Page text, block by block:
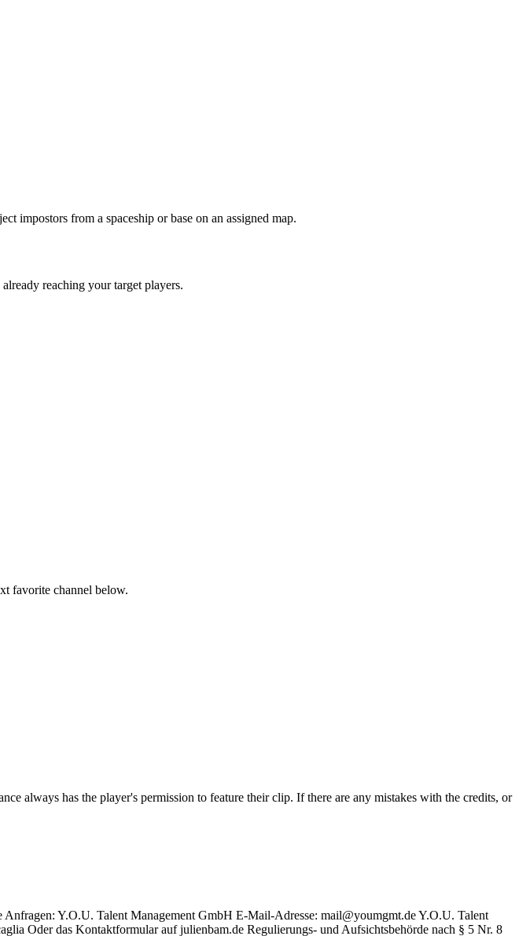
impostors from a spaceship or base on an assigned map.
reaching your target players.
favorite channel below.
always has the player's permission to feature their clip. If there are any mistakes with the credits, or
Y.O.U. Talent Management GmbH E-Mail-Adresse: mail@youmgmt.de Y.O.U. Talent
Oder das Kontaktformular auf julienbam.de Regulierungs- und Aufsichtsbehörde nach § 5 Nr. 8